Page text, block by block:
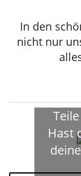
In den
nicht nur
Hast